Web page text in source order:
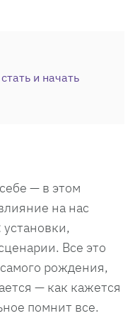
и начать
— в этом
на нас
установки,
Все это
рождения,
— как кажется
помнит все.